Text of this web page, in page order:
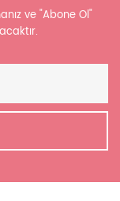
ve "Abone Ol"